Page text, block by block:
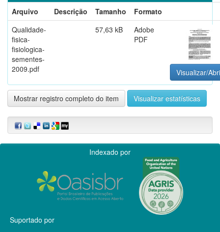
Arquivo
Descrição Tamanho
Formato
Qualidade-
fisica-
fisiologica-
sementes-
2009.pdf
57,63 kB
Adobe
PDF
Visualizar/
Mostrar registro completo do item Visualizar estatísticas
Indexado por
Suportado por